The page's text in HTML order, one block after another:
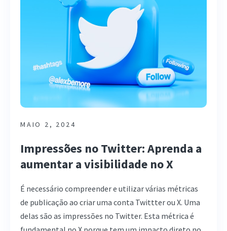
MAIO 2, 2024
Impressões no Twitter: Aprenda a
aumentar a visibilidade no X
É necessário compreender e utilizar várias métricas
de publicação ao criar uma conta Twittter ou X. Uma
delas são as impressões no Twitter. Esta métrica é